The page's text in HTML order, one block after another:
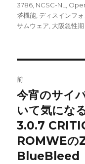
者
日:
3786 NCSC-NL
塔機能 ,ディスインフ
サムウェア 大阪急性
稿
ナ
ビ
ゲ
前
前
の
投
稿:
今宵のサイ
いて気にな
3.0.7
ROMWEの
BlueBleed